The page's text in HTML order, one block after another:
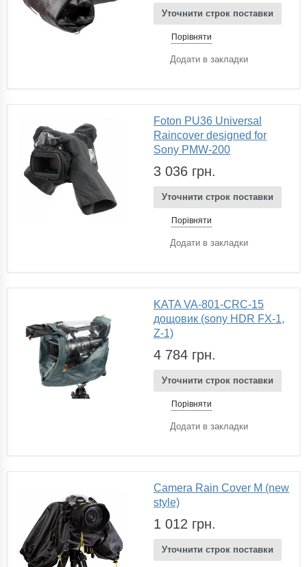
Уточнити строк поставки
Порівняти
Додати в закладки
Foton PU36 Universal
Raincover designed for
Sony PMW-200
3 036 грн.
Уточнити строк поставки
Порівняти
Додати в закладки
KATA VA-801-CRC-15
дощовик (sony HDR FX-1,
Z-1)
4 784 грн.
Уточнити строк поставки
Порівняти
Додати в закладки
Camera Rain Cover M (new
style)
1 012 грн.
Уточнити строк поставки